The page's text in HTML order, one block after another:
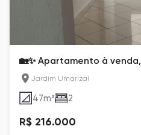
🏡✨ Apartamento à
Jardim Umarizal
47m² 2
R$ 216.000